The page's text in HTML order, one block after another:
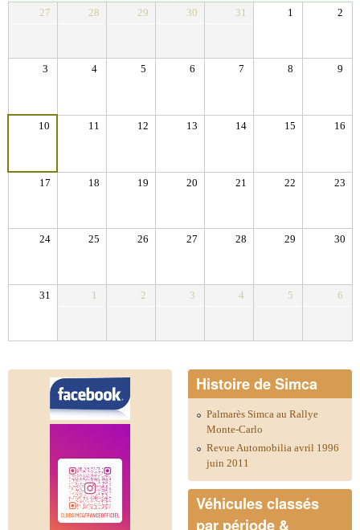
27
28 29 30 31 1 2
3 4 5 6 7 8 9
10 11 12 13 14 15 16
17 18 19 20 21 22 23
24 25 26 27 28 29 30
31 1 2 3 4 5 6
Histoire de Simca
Palmarès Simca au Rallye
Monte-Carlo
Revue Automobilia avril 1996
juin 2011
Véhicules classés
par période &